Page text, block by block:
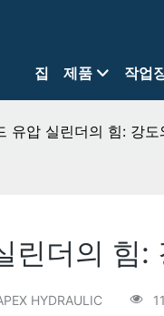
집 제품 작업
유압 실린더의 힘: 강도
린더의 힘:
HYDRAULIC